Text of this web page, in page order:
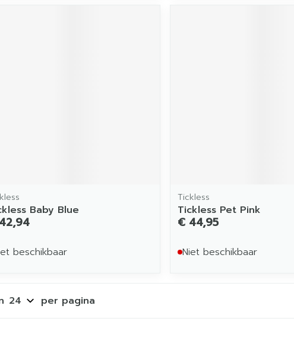
Baby Blue
beschikbaar
Tickless
Tickless Pet Pink
€ 44,95
Niet beschikbaar
per pagina